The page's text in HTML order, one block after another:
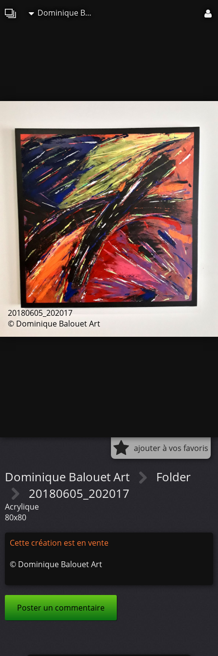
Dominique Balouet Art
20180605_202017
© Dominique Balouet Art
ajouter à vos favoris
Dominique Balouet Art
Folder
20180605_202017
Acrylique
80x80
Cette création est en vente
© Dominique Balouet Art
Poster un commentaire